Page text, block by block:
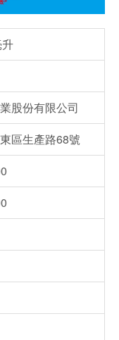
股份有限公司
區生產路68號